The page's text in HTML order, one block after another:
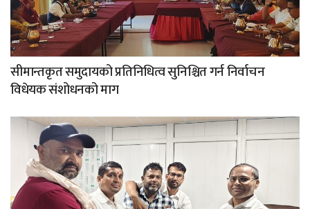
सीमान्तकृत समुदायको प्रतिनिधित्व सुनिश्चित गर्न निर्वाचन
विधेयक संशोधनको माग